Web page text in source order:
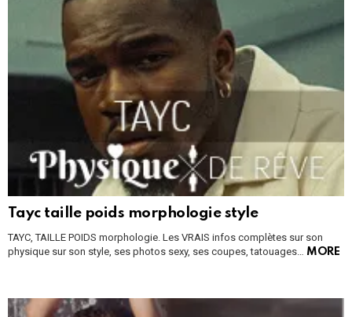
Tayc taille poids morphologie style
TAYC, TAILLE POIDS morphologie. Les VRAIS infos complètes sur son
physique sur son style, ses photos sexy, ses coupes, tatouages… MORE